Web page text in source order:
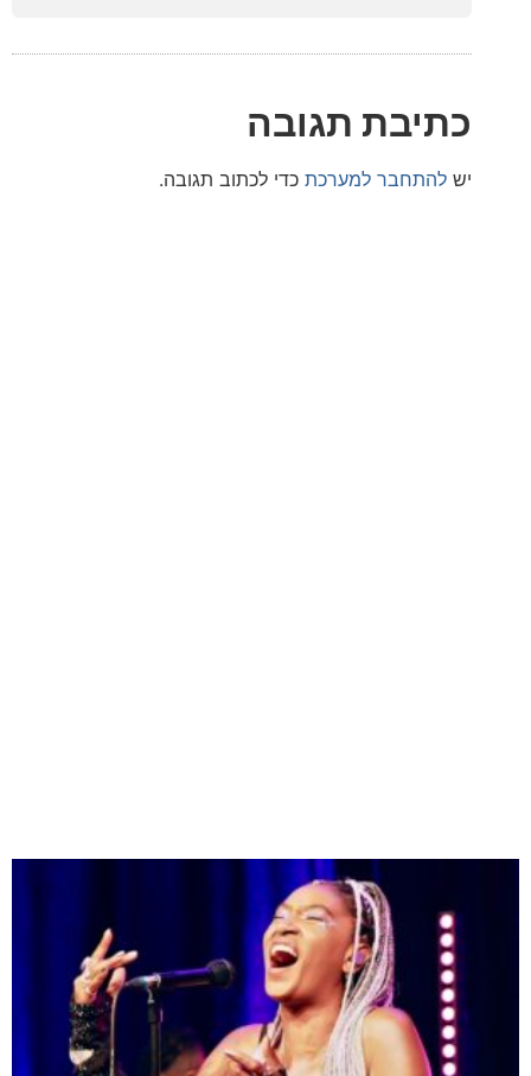
תגובה
למערכתכדי לכתוב תגובה.